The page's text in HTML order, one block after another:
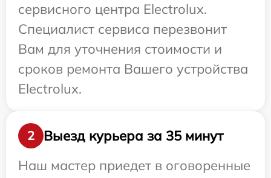
сервисного центра Electrolux.
Специалист сервиса перезвонит
Вам для уточнения стоимости и
сроков ремонта Вашего устройства
Electrolux.
2
Выезд курьера за 35 минут
Наш мастер приедет в оговоренные